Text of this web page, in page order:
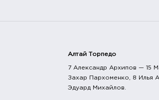
Алтай Торпедо
7 Александр Архипов — 15
Захар Пархоменко, 8 Илья
Эдуард Михайлов.